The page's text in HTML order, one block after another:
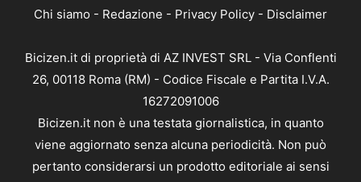
Chi siamo - Redazione - Privacy Policy - Disclaimer
Bicizen.it di proprietà di AZ INVEST SRL - Via Conflenti
26, 00118 Roma (RM) - Codice Fiscale e Partita I.V.A.
16272091006
Bicizen.it non è una testata giornalistica, in quanto
viene aggiornato senza alcuna periodicità. Non può
pertanto considerarsi un prodotto editoriale ai sensi